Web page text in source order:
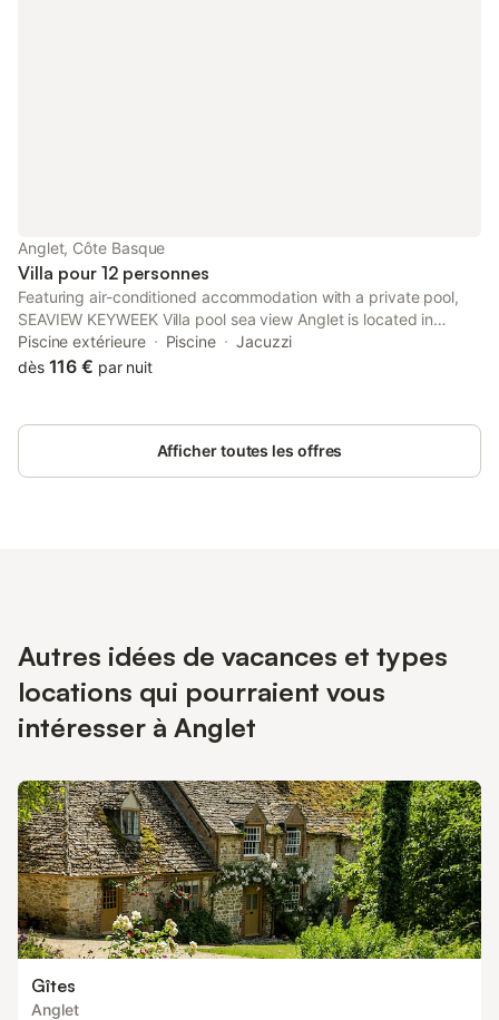
Anglet, Côte Basque
Villa pour 12 personnes
Featuring air-conditioned accommodation with a private pool,
SEAVIEW KEYWEEK Villa pool sea view Anglet is located in
Anglet. This property offers access to a balcony, free private
parking and free WiFi.
Piscine extérieure Piscine
Jacuzzi
dès 116 € par nuit
Afficher toutes les offres
Autres idées de vacances et types
locations qui pourraient vous
intéresser à Anglet
Gîtes
Anglet